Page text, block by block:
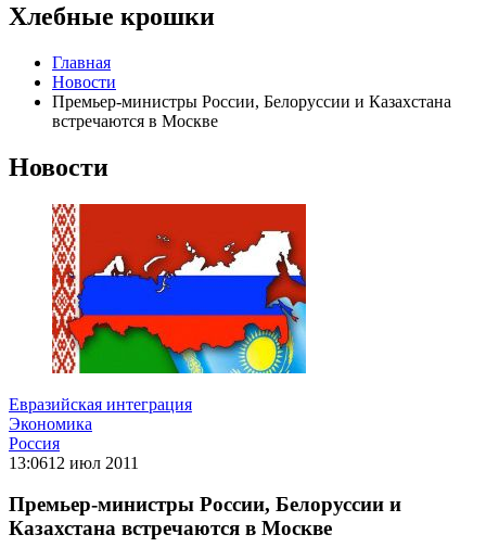
Хлебные крошки
Главная
Новости
Премьер-министры России, Белоруссии и Казахстана
встречаются в Москве
Новости
Евразийская интеграция
Экономика
Россия
13:0612 июл 2011
Премьер-министры России, Белоруссии и
Казахстана встречаются в Москве